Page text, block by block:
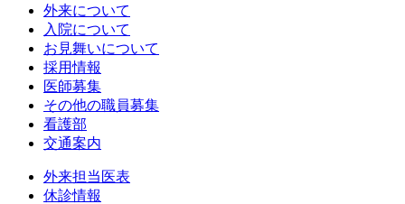
外来について
入院について
お見舞いについて
採用情報
医師募集
その他の職員募集
看護部
交通案内
外来担当医表
休診情報